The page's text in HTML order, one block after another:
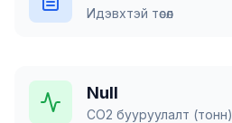
Идэвхтэй төсөл
Null
CO2 бууруулалт (тонн)